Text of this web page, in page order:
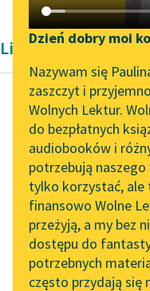
Katalog DAISY
Podkasty o książkach
Aktualności
Zapraszamy na
online z tłumaczkami
literatury
Spotkanie z Katarzyną
Tunkiel w Oslo
Wolne Lektury na 32.
Pol’and’Rock Festivalu
„Kochanek Lady
Dzień dobry moi
Nazywam się
zaszczyt i
Wolnych Lektur.
do bezpłatnych
audiobooków i
potrzebują
tylko korzystać, ale
finansowo Wolne
przeżyją, a my bez
dostępu do
potrzebnych
często przydają się
Liryka